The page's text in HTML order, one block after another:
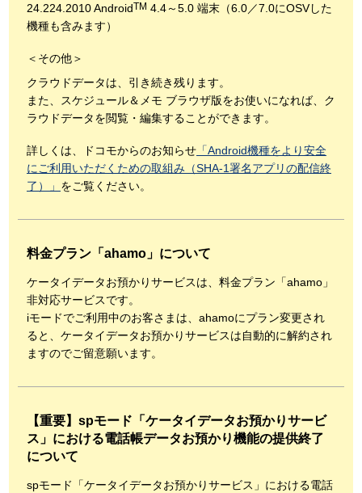
24.224.2010 AndroidTM 4.4～5.0 端末（6.0／7.0にOSVした
機種も含みます）
＜その他＞
クラウドデータは、引き続き残ります。
また、スケジュール＆メモ ブラウザ版をお使いになれば、ク
ラウドデータを閲覧・編集することができます。
詳しくは、ドコモからのお知らせ 「Android機種をより安全
にご利用いただくための取組み（SHA-1署名アプリの配信終
了）」 をご覧ください。
料金プラン「ahamo」について
ケータイデータお預かりサービスは、料金プラン「ahamo」
非対応サービスです。
iモードでご利用中のお客さまは、ahamoにプラン変更され
ると、ケータイデータお預かりサービスは自動的に解約され
ますのでご留意願います。
【重要】spモード「ケータイデータお預かりサービ
ス」における電話帳データお預かり機能の提供終了
について
spモード「ケータイデータお預かりサービス」における電話